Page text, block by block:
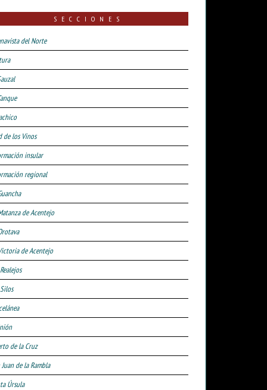
SECCIONES
del Norte
de los Vinos
insular
regional
de Acentejo
de Acentejo
de la Cruz
de la Rambla
Úrsula